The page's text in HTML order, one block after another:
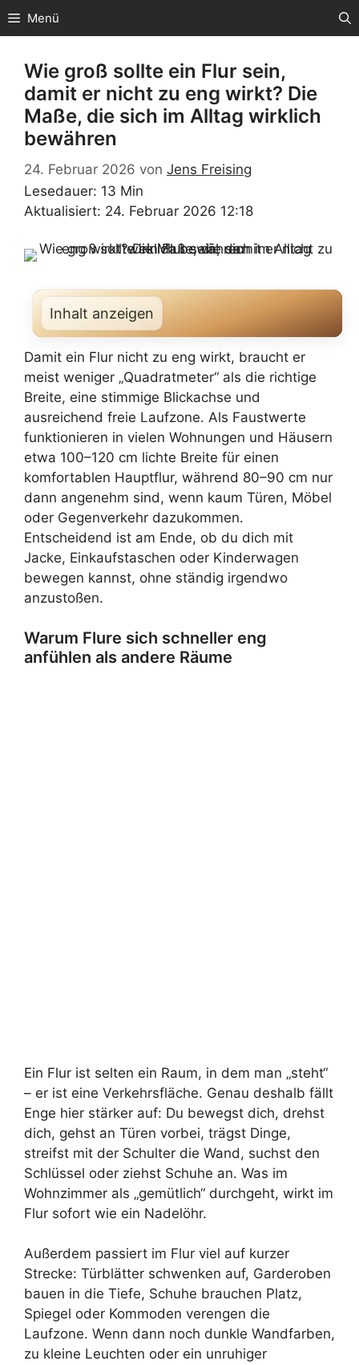
Menü
Wie groß sollte ein Flur sein,
damit er nicht zu eng wirkt? Die
Maße, die sich im Alltag wirklich
bewähren
24. Februar 2026 von Jens Freising
Lesedauer: 13 Min
Aktualisiert: 24. Februar 2026 12:18
Inhalt anzeigen
Damit ein Flur nicht zu eng wirkt, braucht er
meist weniger „Quadratmeter“ als die richtige
Breite, eine stimmige Blickachse und
ausreichend freie Laufzone. Als Faustwerte
funktionieren in vielen Wohnungen und Häusern
etwa 100–120 cm lichte Breite für einen
komfortablen Hauptflur, während 80–90 cm nur
dann angenehm sind, wenn kaum Türen, Möbel
oder Gegenverkehr dazukommen.
Entscheidend ist am Ende, ob du dich mit
Jacke, Einkaufstaschen oder Kinderwagen
bewegen kannst, ohne ständig irgendwo
anzustoßen.
Warum Flure sich schneller eng
anfühlen als andere Räume
Ein Flur ist selten ein Raum, in dem man „steht“
– er ist eine Verkehrsfläche. Genau deshalb fällt
Enge hier stärker auf: Du bewegst dich, drehst
dich, gehst an Türen vorbei, trägst Dinge,
streifst mit der Schulter die Wand, suchst den
Schlüssel oder ziehst Schuhe an. Was im
Wohnzimmer als „gemütlich“ durchgeht, wirkt im
Flur sofort wie ein Nadelöhr.
Außerdem passiert im Flur viel auf kurzer
Strecke: Türblätter schwenken auf, Garderoben
bauen in die Tiefe, Schuhe brauchen Platz,
Spiegel oder Kommoden verengen die
Laufzone. Wenn dann noch dunkle Wandfarben,
zu kleine Leuchten oder ein unruhiger